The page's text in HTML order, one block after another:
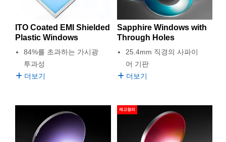
ITO Coated EMI Shielded
Plastic Windows
84%를 초과하는 가시광
투과성
더보기
Sapphire Windows with
Through Holes
25.4mm 직경의 사파이
어 기판
더보기
재고정리